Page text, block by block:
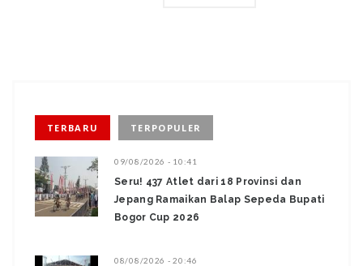
TERBARU TERPOPULER
09/08/2026 - 10:41
Seru! 437 Atlet dari 18 Provinsi dan
Jepang Ramaikan Balap Sepeda Bupati
Bogor Cup 2026
08/08/2026 - 20:46